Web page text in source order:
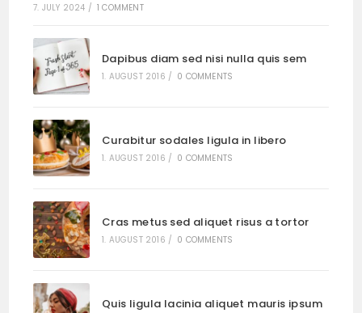
7. JULY 2024 / 1 COMMENT
Dapibus diam sed nisi nulla quis sem
1. AUGUST 2016 / 0 COMMENTS
Curabitur sodales ligula in libero
1. AUGUST 2016 / 0 COMMENTS
Cras metus sed aliquet risus a tortor
1. AUGUST 2016 / 0 COMMENTS
Quis ligula lacinia aliquet mauris ipsum